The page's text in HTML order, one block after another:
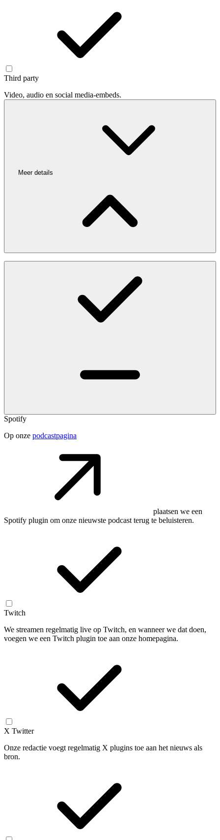
Third party
Video, audio en social media-embeds.
Meer details
Spotify
Op onze podcastpagina
plaatsen we een
Spotify plugin om onze nieuwste podcast terug te beluisteren.
Twitch
We streamen regelmatig live op Twitch, en wanneer we dat doen,
voegen we een Twitch plugin toe aan onze homepagina.
X Twitter
Onze redactie voegt regelmatig X plugins toe aan het nieuws als
bron.